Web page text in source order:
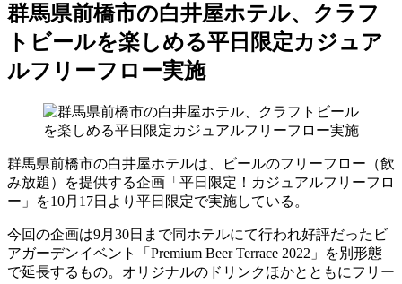
群馬県前橋市の白井屋ホテル、クラフ
トビールを楽しめる平日限定カジュア
ルフリーフロー実施
群馬県前橋市の白井屋ホテルは、ビールのフリーフロー（飲
み放題）を提供する企画「平日限定！カジュアルフリーフロ
ー」を10月17日より平日限定で実施している。
今回の企画は9月30日まで同ホテルにて行われ好評だったビ
アガーデンイベント「Premium Beer Terrace 2022」を別形態
で延長するもの。オリジナルのドリンクほかとともにフリー